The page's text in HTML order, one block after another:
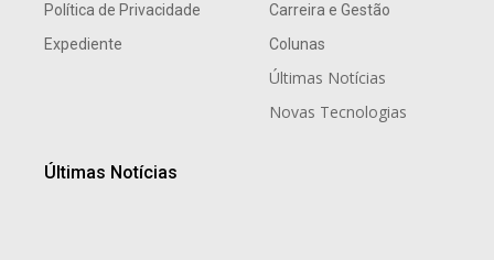
Política de Privacidade
Expediente
Carreira e Gestão
Colunas
Últimas Notícias
Novas Tecnologias
Últimas Notícias